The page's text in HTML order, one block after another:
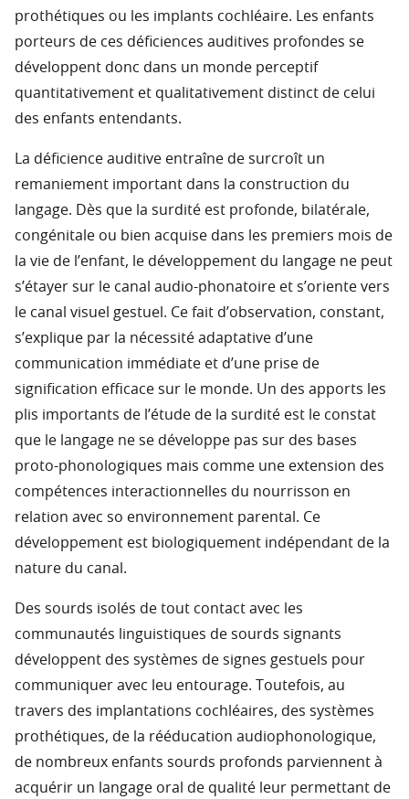
prothétiques ou les implants cochléaire. Les enfants
porteurs de ces déficiences auditives profondes se
développent donc dans un monde perceptif
quantitativement et qualitativement distinct de celui
des enfants entendants.
La déficience auditive entraîne de surcroît un
remaniement important dans la construction du
langage. Dès que la surdité est profonde, bilatérale,
congénitale ou bien acquise dans les premiers mois de
la vie de l’enfant, le développement du langage ne peut
s’étayer sur le canal audio-phonatoire et s’oriente vers
le canal visuel gestuel. Ce fait d’observation, constant,
s’explique par la nécessité adaptative d’une
communication immédiate et d’une prise de
signification efficace sur le monde. Un des apports les
plis importants de l’étude de la surdité est le constat
que le langage ne se développe pas sur des bases
proto-phonologiques mais comme une extension des
compétences interactionnelles du nourrisson en
relation avec so environnement parental. Ce
développement est biologiquement indépendant de la
nature du canal.
Des sourds isolés de tout contact avec les
communautés linguistiques de sourds signants
développent des systèmes de signes gestuels pour
communiquer avec leu entourage. Toutefois, au
travers des implantations cochléaires, des systèmes
prothétiques, de la rééducation audiophonologique,
de nombreux enfants sourds profonds parviennent à
acquérir un langage oral de qualité leur permettant de